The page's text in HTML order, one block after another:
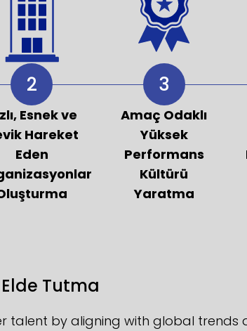
2
Esnek ve
Hareket
Eden
3
Amaç Odaklı
Yüksek
Performans
Kültürü
Yaratma
Tutma
by aligning with global